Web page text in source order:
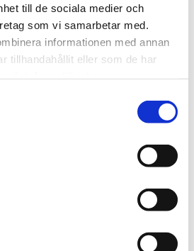
till de sociala medier och
som vi samarbetar med.
informationen med annan
tillhandahållit eller som de har
Lägg i varukorgen